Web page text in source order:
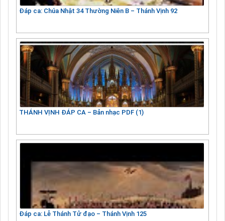
Đáp ca: Chúa Nhật 34 Thường Niên B – Thánh Vịnh 92
THÁNH VỊNH ĐÁP CA – Bản nhạc PDF (1)
Đáp ca: Lễ Thánh Tử đạo – Thánh Vịnh 125